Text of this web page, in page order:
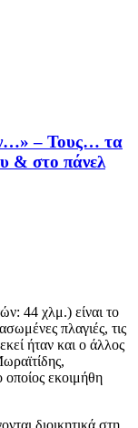
– Τους… τα
& στο πάνελ
44 χλμ.) είναι το
πλαγιές, τις
ήταν και ο άλλος
εκοιμήθη
διοικητικά στη